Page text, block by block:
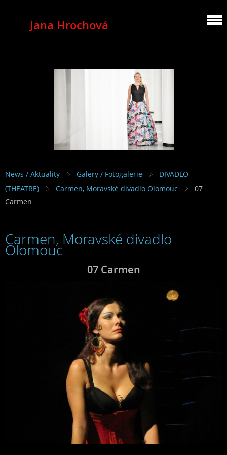
Jana Hrochová
MEZZOSOPRANO
News / Aktuality Galery / Fotogalerie
DIVADLO
(THEATRE)
Carmen, Moravské divadlo Olomouc
07
Carmen
Carmen, Moravské divadlo
Olomouc
07 Carmen